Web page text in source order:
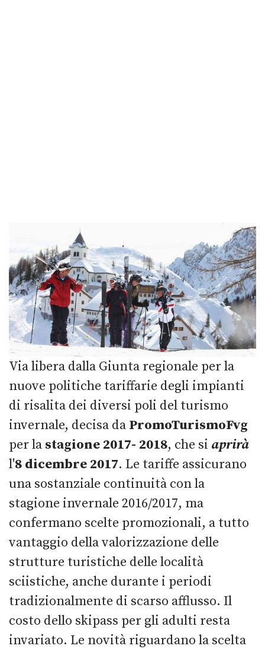
Via libera dalla Giunta regionale per la
nuove politiche tariffarie degli impianti
di risalita dei diversi poli del turismo
invernale, decisa da PromoTurismoFvg
per la stagione 2017- 2018, che si aprirà
l'8 dicembre 2017. Le tariffe assicurano
una sostanziale continuità con la
stagione invernale 2016/2017, ma
confermano scelte promozionali, a tutto
vantaggio della valorizzazione delle
strutture turistiche delle località
sciistiche, anche durante i periodi
tradizionalmente di scarso afflusso. Il
costo dello skipass per gli adulti resta
invariato. Le novità riguardano la scelta